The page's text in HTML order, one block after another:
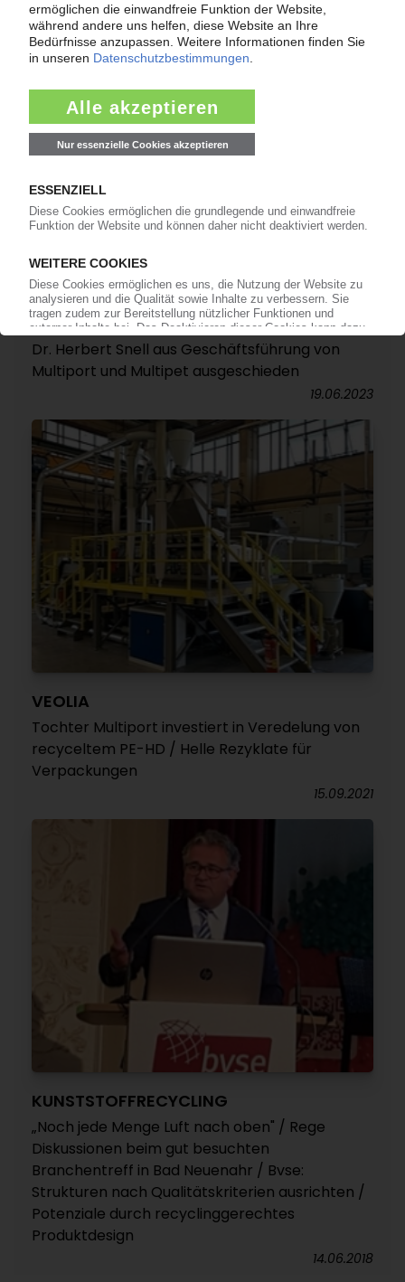
07.10.2024
VEOLIA
Dr. Herbert Snell aus Geschäftsführung von
Multiport und Multipet ausgeschieden
19.06.2023
VEOLIA
Tochter Multiport investiert in Veredelung von
recyceltem PE-HD / Helle Rezyklate für
Verpackungen
15.09.2021
KUNSTSTOFFRECYCLING
„Noch jede Menge Luft nach oben" / Rege
Diskussionen beim gut besuchten
Branchentreff in Bad Neuenahr / Bvse:
Strukturen nach Qualitätskriterien ausrichten /
Potenziale durch recyclinggerechtes
Produktdesign
14.06.2018